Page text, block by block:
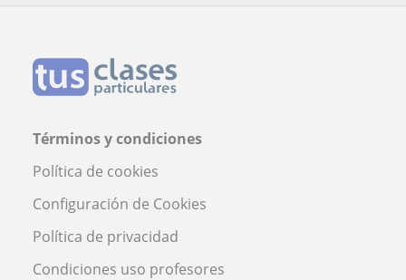
Términos y condiciones
Política de cookies
Configuración de Cookies
Política de privacidad
Condiciones uso profesores